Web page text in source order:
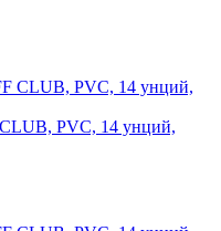
PVC, 14 унций,